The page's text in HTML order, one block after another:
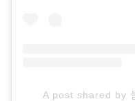
A post shared by